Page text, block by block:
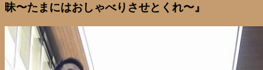
昧〜たまにはおしゃべりさせとくれ〜』